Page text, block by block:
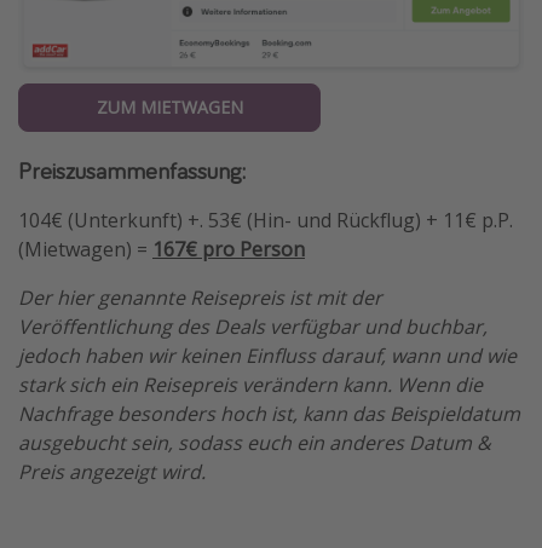
ZUM MIETWAGEN
Preiszusammenfassung:
104€ (Unterkunft) +. 53€ (Hin- und Rückflug) + 11€ p.P.
(Mietwagen) = 167€ pro Person
Der hier genannte Reisepreis ist mit der
Veröffentlichung des Deals verfügbar und buchbar,
jedoch haben wir keinen Einfluss darauf, wann und wie
stark sich ein Reisepreis verändern kann. Wenn die
Nachfrage besonders hoch ist, kann das Beispieldatum
ausgebucht sein, sodass euch ein anderes Datum &
Preis angezeigt wird.